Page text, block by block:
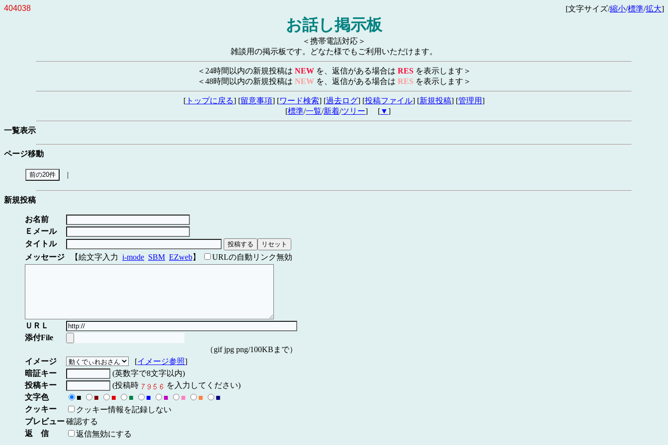
404038 [文字サイズ/縮小/標準/拡大]
お話し掲示板
＜携帯電話対応＞
雑談用の掲示板です。どなた様でもご利用いただけます。
＜24時間以内の新規投稿は NEWを、返信がある場合は RESを表示します＞
＜48時間以内の新規投稿は NEWを、返信がある場合は RES を表示します＞
[ トップに戻る] [留意事項] [ワード検索] [過去ログ] [投稿ファイル] [新規投稿] [管理用]
[標準/一覧/新着/ツリー] [▼]
一覧表示
ページ移動
|
新規投稿
お名前
Ｅメール
タイトル
メッセージ
【絵文字入力 i-mode SBM EZweb】 URLの自動リンク無効
ＵＲＬ
添付File
（gif jpg png/100KBまで）
イメージ
[イメージ参照]
暗証キー
(英数字で8文字以内)
投稿キー
(投稿時
を入力してください)
文字色
■ ■ ■ ■ ■ ■ ■ ■
■
クッキー
クッキー情報を記録しない
プレビュー確認する
返 信
返信無効にする